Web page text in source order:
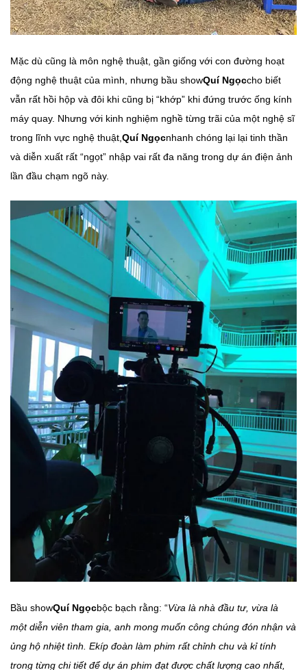
Mặc dù cũng là môn nghệ thuật, gần giống với con đường hoạt
động nghệ thuật của mình, nhưng bầu showQuí Ngọccho biết
vẫn rất hồi hộp và đôi khi cũng bị “khớp” khi đứng trước ống kính
máy quay. Nhưng với kinh nghiệm nghề từng trãi của một nghệ sĩ
trong lĩnh vực nghệ thuật, Quí Ngọcnhanh chóng lại lại tinh thần
và diễn xuất rất “ngọt” nhập vai rất đa năng trong dự án điện ảnh
lần đầu chạm ngõ này.
Bầu showQuí Ngọcbộc bạch rằng: “Vừa là nhà đầu tư, vừa là
một diễn viên tham gia, anh mong muốn công chúng đón nhận và
ủng hộ nhiệt tình. Ekíp đoàn làm phim rất chỉnh chu và kỉ tính
trong từng chi tiết để dự án phim đạt được chất lượng cao nhất,